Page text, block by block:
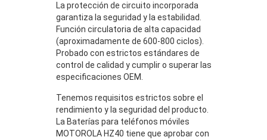
La protección de circuito incorporada
garantiza la seguridad y la estabilidad.
Función circulatoria de alta capacidad
(aproximadamente de 600-800 ciclos).
Probado con estrictos estándares de
control de calidad y cumplir o superar las
especificaciones OEM.
Tenemos requisitos estrictos sobre el
rendimiento y la seguridad del producto.
La Baterías para teléfonos móviles
MOTOROLA HZ40 tiene que aprobar con